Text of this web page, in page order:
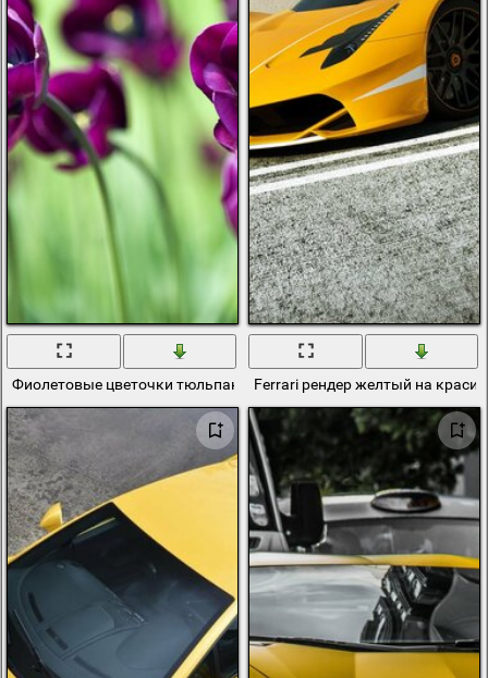
Фиолетовые цветочки тюльпанов tulips на зелёном фоне
Ferrari рендер желтый на